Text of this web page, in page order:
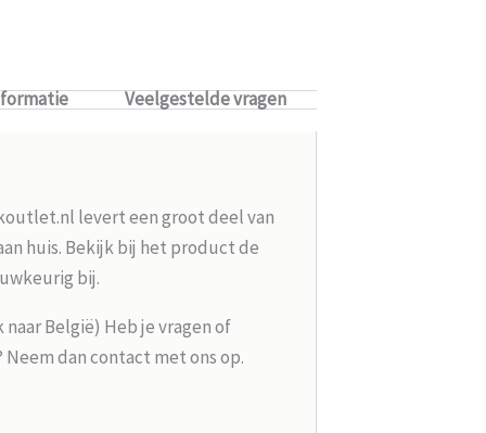
Veelgestelde vragen
levert een groot deel van
huis. Bekijk bij het product de
bij.
België) Heb je vragen of
dan contact met ons op.